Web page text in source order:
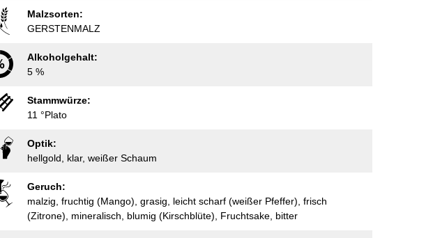
Malzsorten:
GERSTENMALZ
Alkoholgehalt:
5 %
Stammwürze:
11 °Plato
Optik:
hellgold, klar, weißer Schaum
Geruch:
malzig, fruchtig (Mango), grasig, leicht scharf (weißer Pfeffer), frisch
(Zitrone), mineralisch, blumig (Kirschblüte), Fruchtsake, bitter